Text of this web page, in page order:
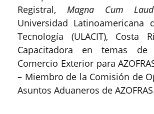
Registral, Magna Cum
Universidad Latinoamericana
Tecnología (ULACIT), Costa
Capacitadora en temas de
Comercio Exterior para
– Miembro de la Comisión de
Asuntos Aduaneros de